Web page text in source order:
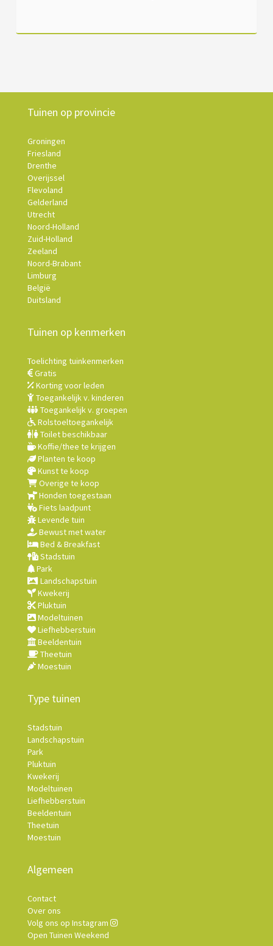
Tuinen op provincie
Groningen
Friesland
Drenthe
Overijssel
Flevoland
Gelderland
Utrecht
Noord-Holland
Zuid-Holland
Zeeland
Noord-Brabant
Limburg
België
Duitsland
Tuinen op kenmerken
Toelichting tuinkenmerken
Gratis
Korting voor leden
Toegankelijk v. kinderen
Toegankelijk v. groepen
Rolstoeltoegankelijk
Toilet beschikbaar
Koffie/thee te krijgen
Planten te koop
Kunst te koop
Overige te koop
Honden toegestaan
Fiets laadpunt
Levende tuin
Bewust met water
Bed & Breakfast
Stadstuin
Park
Landschapstuin
Kwekerij
Pluktuin
Modeltuinen
Liefhebberstuin
Beeldentuin
Theetuin
Moestuin
Type tuinen
Stadstuin
Landschapstuin
Park
Pluktuin
Kwekerij
Modeltuinen
Liefhebberstuin
Beeldentuin
Theetuin
Moestuin
Algemeen
Contact
Over ons
Volg ons op Instagram
Open Tuinen Weekend